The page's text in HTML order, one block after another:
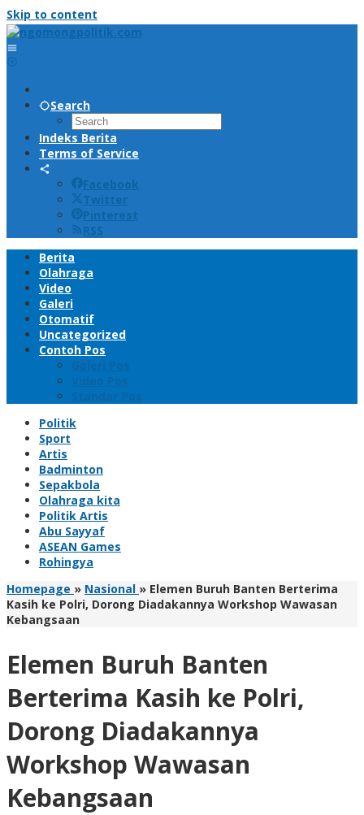
Skip to content
Search
Indeks Berita
Terms of Service
Facebook
Twitter
Pinterest
RSS
Berita
Olahraga
Video
Galeri
Otomatif
Uncategorized
Contoh Pos
Galeri Pos
Video Pos
Standar Pos
Politik
Sport
Artis
Badminton
Sepakbola
Olahraga kita
Politik Artis
Abu Sayyaf
ASEAN Games
Rohingya
Homepage » Nasional » Elemen Buruh Banten Berterima
Kasih ke Polri, Dorong Diadakannya Workshop Wawasan
Kebangsaan
Elemen Buruh Banten
Berterima Kasih ke Polri,
Dorong Diadakannya
Workshop Wawasan
Kebangsaan